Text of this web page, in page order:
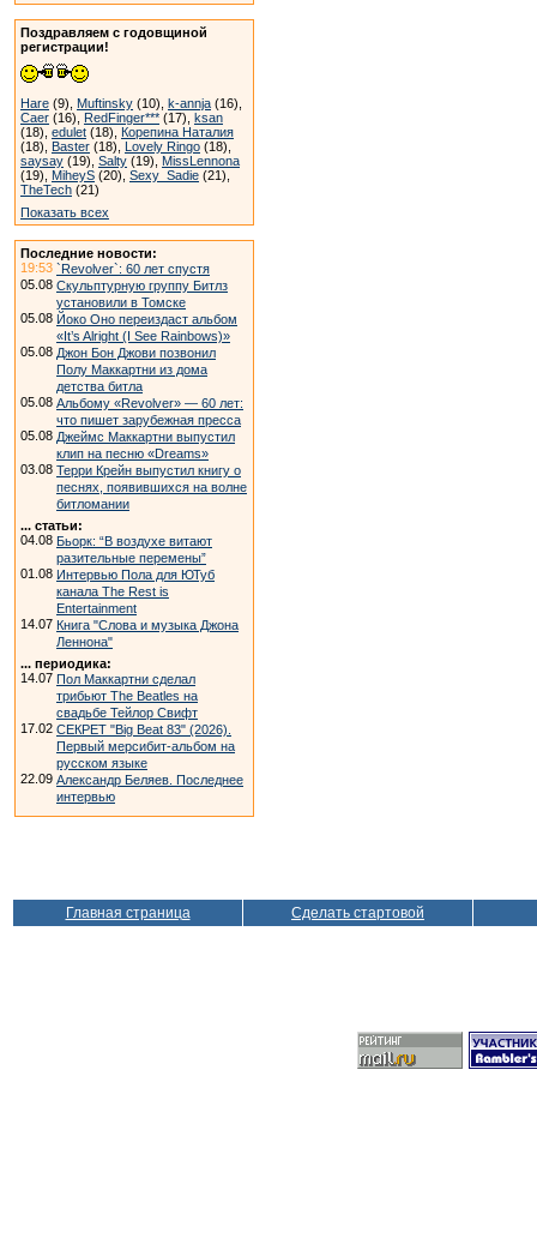
Поздравляем с годовщиной
регистрации!
Hare (9), Muftinsky (10), k-annja (16),
Caer (16), RedFinger*** (17), ksan
(18), edulet (18), Корепина Наталия
(18), Baster (18), Lovely Ringo (18),
saysay (19), Salty (19), MissLennona
(19), MiheyS (20), Sexy_Sadie (21),
TheTech (21)
Показать всех
Последние новости:
19:53 `Revolver`: 60 лет спустя
05.08 Скульптурную группу Битлз
установили в Томске
05.08 Йоко Оно переиздаст альбом
«It’s Alright (I See Rainbows)»
05.08 Джон Бон Джови позвонил
Полу Маккартни из дома
детства битла
05.08 Альбому «Revolver» — 60 лет:
что пишет зарубежная пресса
05.08 Джеймс Маккартни выпустил
клип на песню «Dreams»
03.08 Терри Крейн выпустил книгу о
песнях, появившихся на волне
битломании
... статьи:
04.08 Бьорк: “В воздухе витают
разительные перемены”
01.08 Интервью Пола для ЮТуб
канала The Rest is
Entertainment
14.07 Книга "Слова и музыка Джона
Леннона"
... периодика:
14.07 Пол Маккартни сделал
трибьют The Beatles на
свадьбе Тейлор Свифт
17.02 СЕКРЕТ "Big Beat 83" (2026).
Первый мерсибит-альбом на
русском языке
22.09 Александр Беляев. Последнее
интервью
Главная страница Сделать стартовой